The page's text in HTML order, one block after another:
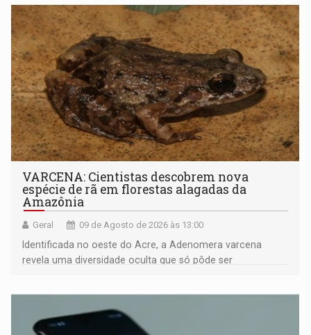
VARCENA: Cientistas descobrem nova
espécie de rã em florestas alagadas da
Amazônia
Geral 09 de Agosto de 2026 às 13:00
Identificada no oeste do Acre, a Adenomera varcena
revela uma diversidade oculta que só pôde ser